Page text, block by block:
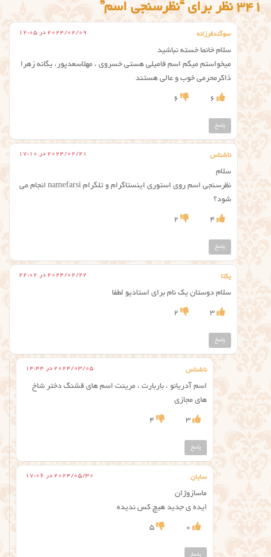
341 نظر برای “نظرسنجی اسم”
سوگندفرزانه 2024/02/09 در 12:05
سلام خانما خسته نباشید
میخواستم میگم اسم فامیلی هستی خسروی ، مهلاسعدپور، یگانه زهرا
ذاکرمحرمی خوب و عالی هستند
6
6
پاسخ
ناشناس 2024/02/21 در 17:10
سلام
نظرسنجی اسم روی استوری اینستاگرام و تلگرام namefarsi انجام می
شود؟
4
2
پاسخ
یکتا 2024/02/22 در 22:02
سلام دوستان یک نام برای استادیو لطفا
3
2
پاسخ
ناشناس 2024/03/05 در 14:44
اسم آدریانو ، باربارت ، مرینت اسم های قشنگ دختر شاخ
های مجازی
3
4
پاسخ
سایان 2024/05/30 در 17:06
ماسازوژان
ایده ی جدید هیچ کس ندیده
0
5
پاسخ